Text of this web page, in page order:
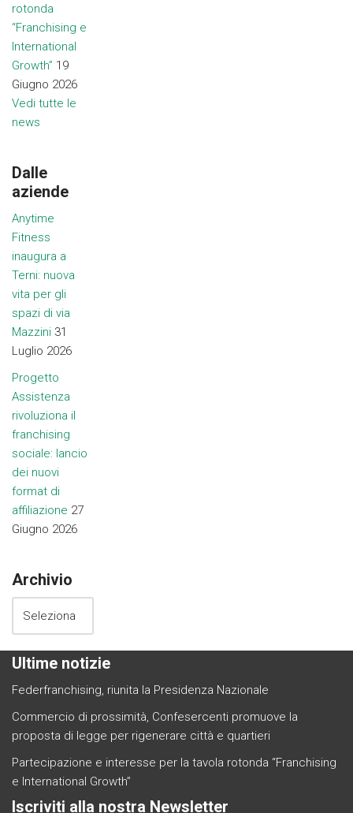
rotonda
“Franchising e
International
Growth” 19
Giugno 2026
Vedi tutte le
news
Dalle
aziende
Anytime
Fitness
inaugura a
Terni: nuova
vita per gli
spazi di via
Mazzini 31
Luglio 2026
Progetto
Assistenza
rivoluziona il
franchising
sociale: lancio
dei nuovi
format di
affiliazione 27
Giugno 2026
Archivio
Ultime notizie
Federfranchising, riunita la Presidenza Nazionale
Commercio di prossimità, Confesercenti promuove la
proposta di legge per rigenerare città e quartieri
Partecipazione e interesse per la tavola rotonda “Franchising
e International Growth”
Iscriviti alla nostra Newsletter